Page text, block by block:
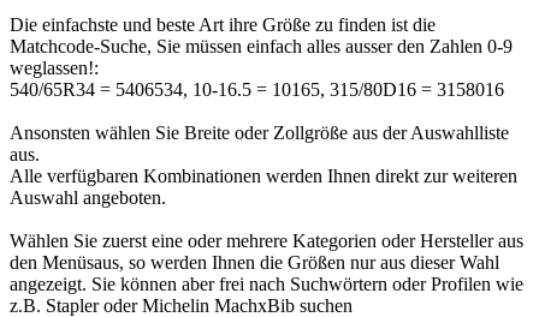
Die einfachste und beste Art ihre Größe zu finden ist die
Matchcode-Suche, Sie müssen einfach alles ausser den Zahlen 0-9
weglassen!:
540/65R34 = 5406534, 10-16.5 = 10165, 315/80D16 = 3158016
Ansonsten wählen Sie Breite oder Zollgröße aus der Auswahlliste
aus.
Alle verfügbaren Kombinationen werden Ihnen direkt zur weiteren
Auswahl angeboten.
Wählen Sie zuerst eine oder mehrere Kategorien oder Hersteller aus
den Menüsaus, so werden Ihnen die Größen nur aus dieser Wahl
angezeigt. Sie können aber frei nach Suchwörtern oder Profilen wie
z.B. Stapler oder Michelin MachxBib suchen